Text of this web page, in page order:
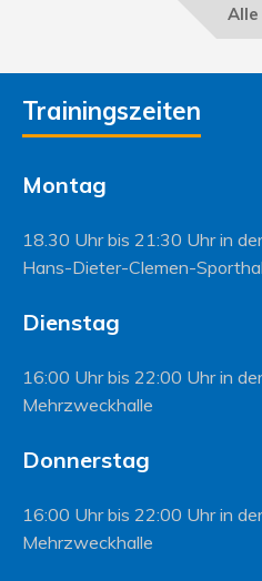
Alle
Trainingszeiten
Montag
18.30 Uhr bis 21:30 Uhr in der
Hans-Dieter-Clemen-
Dienstag
16:00 Uhr bis 22:00 Uhr in der
Mehrzweckhalle
Donnerstag
16:00 Uhr bis 22:00 Uhr in der
Mehrzweckhalle